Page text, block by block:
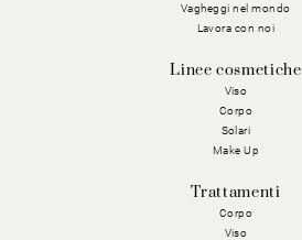
Vagheggi nel mondo
Lavora con noi
Linee cosmetiche
Viso
Corpo
Solari
Make Up
Trattamenti
Corpo
Viso